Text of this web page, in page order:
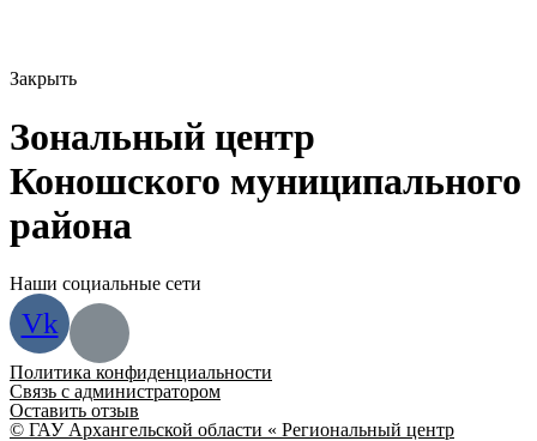
Закрыть
Зональный центр
Коношского муниципального
района
Наши социальные сети
Vk
Политика конфиденциальности
Связь с администратором
Оставить отзыв
© ГАУ Архангельской области « Региональный центр